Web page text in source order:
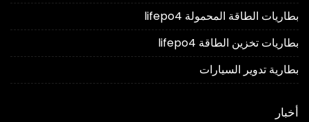
بطاريات الطاقة المحمولة lifepo4
بطاريات تخزين الطاقة lifepo4
بطارية تدوير السيارات
أخبار